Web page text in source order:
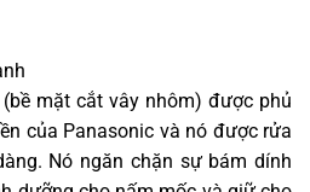
mặt cắt vây nhôm) được phủ
của Panasonic và nó được rửa
Nó ngăn chặn sự bám dính